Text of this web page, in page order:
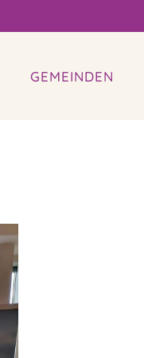
GEMEINDEN